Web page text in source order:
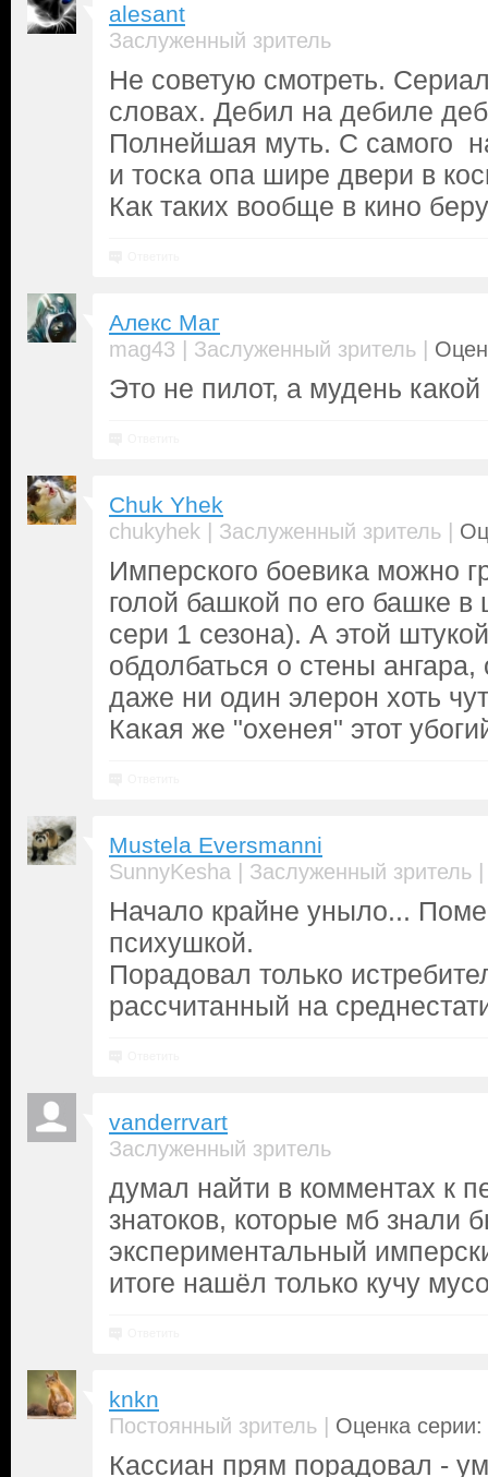
alesant
Заслуженный зритель
Не советую смотреть.
словах. Дебил на дебиле
Полнейшая муть. С самого
и тоска опа шире двери в
Как таких вообще в кино
Алекс Маг
mag43 | Заслуженный зритель |
Это не пилот, а мудень какой
Chuk Yhek
chukyhek | Заслуженный зритель |
Имперского боевика можно
голой башкой по его башке
сери 1 сезона). А этой
обдолбаться о стены
даже ни один элерон хоть
Какая же "охенея" этот
Mustela Eversmanni
SunnyKesha | Заслуженный зритель
Начало крайне уныло...
психушкой.
Порадовал только
рассчитанный на
vanderrvart
Заслуженный зритель
думал найти в комментах к
знатоков, которые мб знали
экспериментальный
итоге нашёл только кучу
knkn
Постоянный зритель | Оценка серии:
Кассиан прям порадовал -